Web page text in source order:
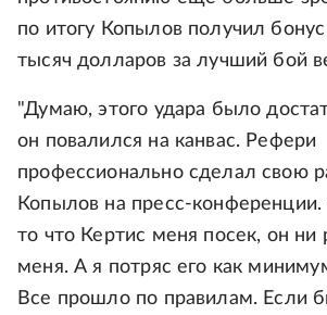
по итогу Копылов получил
тысяч долларов за лучший бой
"Думаю, этого удара было
он повалился на канвас. Рефери
профессионально сделал свою
Копылов на пресс-
то что Кертис меня посек, он ни
меня. А я потряс его как
Все прошло по правилам. Если